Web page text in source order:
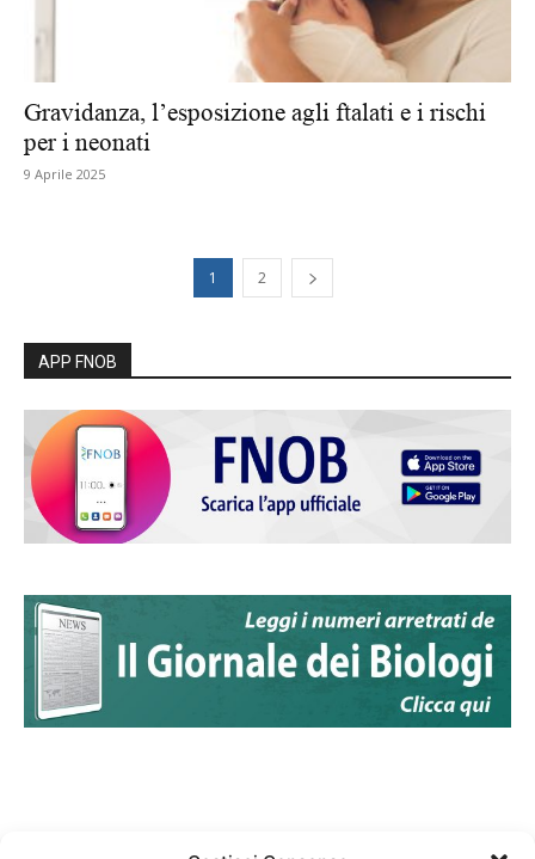
Gravidanza, l’esposizione agli ftalati e i rischi
per i neonati
9 Aprile 2025
1 2
APP FNOB